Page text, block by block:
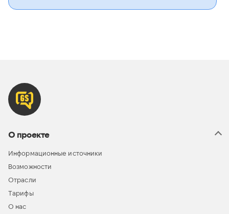
О проекте
Информационные источники
Возможности
Отрасли
Тарифы
О нас